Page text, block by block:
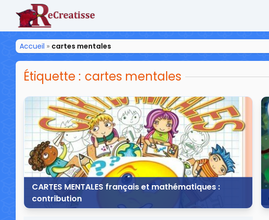
ReCreatisse
Accueil » cartes mentales
Étiquette : cartes mentales
CARTES MENTALES français et mathématiques :
contribution